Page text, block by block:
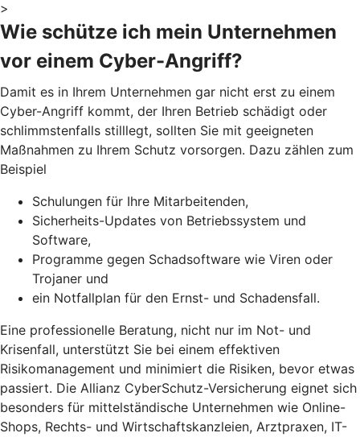
>
Wie schütze ich mein Unternehmen
vor einem Cyber-Angriff?
Damit es in Ihrem Unternehmen gar nicht erst zu einem
Cyber-Angriff kommt, der Ihren Betrieb schädigt oder
schlimmstenfalls stilllegt, sollten Sie mit geeigneten
Maßnahmen zu Ihrem Schutz vorsorgen. Dazu zählen zum
Beispiel
Schulungen für Ihre Mitarbeitenden,
Sicherheits-Updates von Betriebssystem und
Software,
Programme gegen Schadsoftware wie Viren oder
Trojaner und
ein Notfallplan für den Ernst- und Schadensfall.
Eine professionelle Beratung, nicht nur im Not- und
Krisenfall, unterstützt Sie bei einem effektiven
Risikomanagement und minimiert die Risiken, bevor etwas
passiert. Die Allianz CyberSchutz-Versicherung eignet sich
besonders für mittelständische Unternehmen wie Online-
Shops, Rechts- und Wirtschaftskanzleien, Arztpraxen, IT-